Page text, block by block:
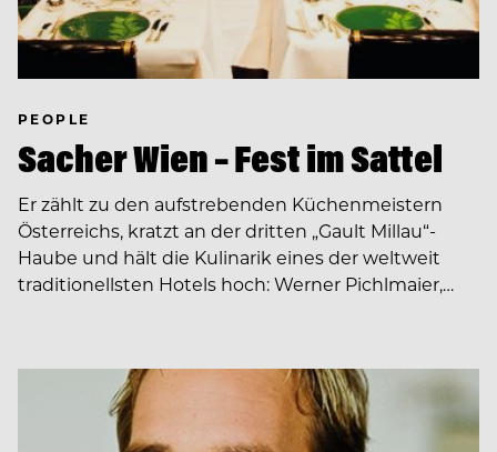
PEOPLE
Sacher Wien – Fest im Sattel
Er zählt zu den aufstrebenden Küchenmeistern
Österreichs, kratzt an der dritten „Gault Millau“-
Haube und hält die Kulinarik eines der weltweit
traditionellsten Hotels hoch: Werner Pichlmaier,…